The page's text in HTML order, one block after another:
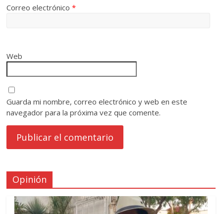
Correo electrónico*
Web
Guarda mi nombre, correo electrónico y web en este
navegador para la próxima vez que comente.
Opinión